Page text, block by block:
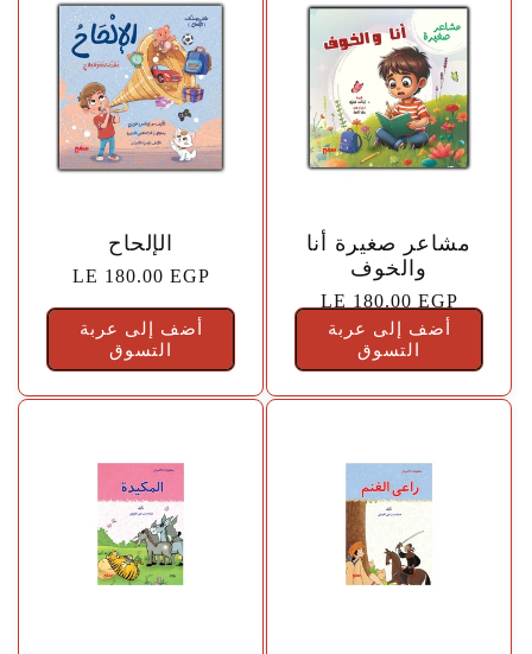
الإلحاح
السعر
الاعتيادي
LE 180.00 EGP
أضف إلى عربة
التسوق
مشاعر صغيرة أنا
والخوف
السعر
الاعتيادي
LE 180.00 EGP
أضف إلى عربة
التسوق